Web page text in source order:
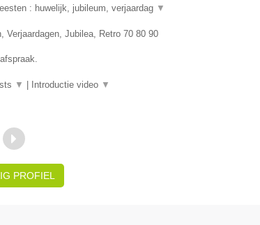
: huwelijk, jubileum, verjaardag ▼
Verjaardagen, Jubilea, Retro 70 80 90
▼ Introductie video ▼
PROFIEL